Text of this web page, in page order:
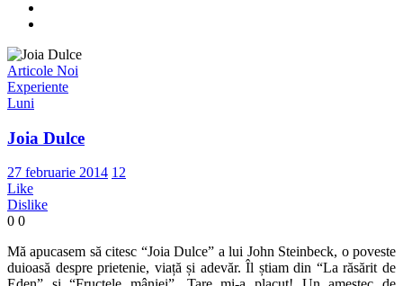
Articole Noi
Experiente
Luni
Joia Dulce
27 februarie 2014 12
Like
Dislike
0 0
Mă apucasem să citesc “Joia Dulce” a lui John Steinbeck, o poveste
duioasă despre prietenie, viață și adevăr. Îl știam din “La răsărit de